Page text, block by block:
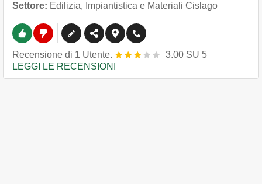
Settore: Edilizia, Impiantistica e Materiali Cislago
Recensione di 1 Utente. 3.00 SU 5
LEGGI LE RECENSIONI